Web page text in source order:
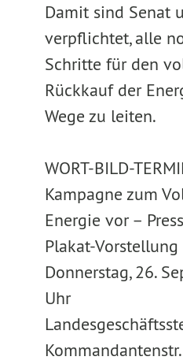
Damit sind Senat
verpflichtet, alle
Schritte für den
Rückkauf der
Wege zu leiten.
WORT-BILD-
Kampagne zum
Energie vor –
Plakat-Vorstellung
Donnerstag, 26.
Uhr